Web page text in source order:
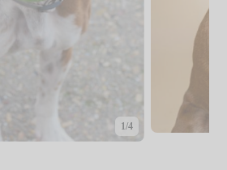
1/4